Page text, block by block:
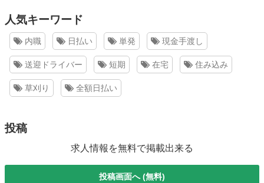
人気キーワード
内職 日払い 単発 現金手渡し
送迎ドライバー 短期 在宅 住み込み
草刈り 全額日払い
投稿
求人情報を無料で掲載出来る
投稿画面へ (無料)